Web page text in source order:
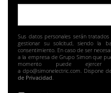
Sus datos personales serán
gestionar su solicitud, siendo la
consentimiento. En caso de ser
a la empresa de Grupo Simon que
momento puede ejercer
a dpo@simonelectric.com. Dispone
de Privacidad